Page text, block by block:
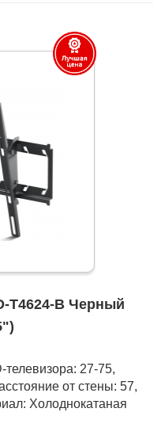
T4624-B Черный
27-75,
от стены: 57,
Холоднокатаная